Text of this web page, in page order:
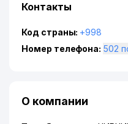
Контакты
Код страны: +998
Номер телефона: 502
О компании